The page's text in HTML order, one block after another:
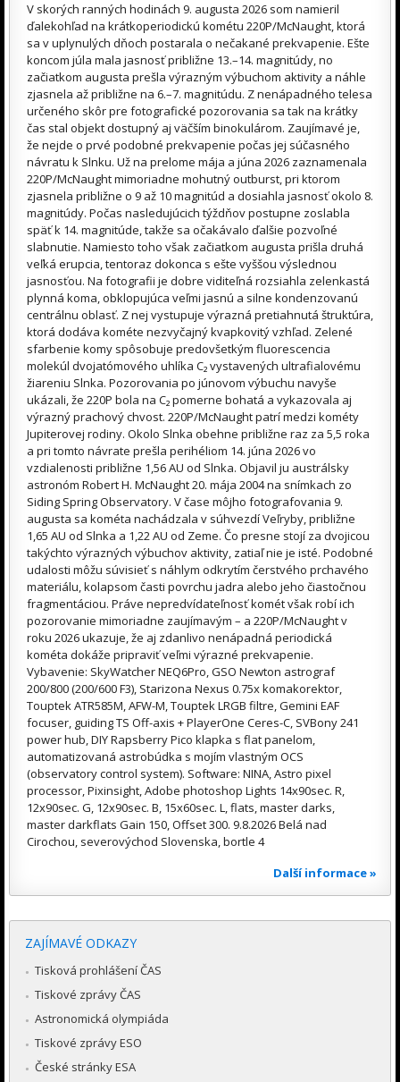
V skorých ranných hodinách 9. augusta 2026 som namieril
ďalekohľad na krátkoperiodickú kométu 220P/McNaught, ktorá
sa v uplynulých dňoch postarala o nečakané prekvapenie. Ešte
koncom júla mala jasnosť približne 13.–14. magnitúdy, no
začiatkom augusta prešla výrazným výbuchom aktivity a náhle
zjasnela až približne na 6.–7. magnitúdu. Z nenápadného telesa
určeného skôr pre fotografické pozorovania sa tak na krátky
čas stal objekt dostupný aj väčším binokulárom. Zaujímavé je,
že nejde o prvé podobné prekvapenie počas jej súčasného
návratu k Slnku. Už na prelome mája a júna 2026 zaznamenala
220P/McNaught mimoriadne mohutný outburst, pri ktorom
zjasnela približne o 9 až 10 magnitúd a dosiahla jasnosť okolo 8.
magnitúdy. Počas nasledujúcich týždňov postupne zoslabla
späť k 14. magnitúde, takže sa očakávalo ďalšie pozvoľné
slabnutie. Namiesto toho však začiatkom augusta prišla druhá
veľká erupcia, tentoraz dokonca s ešte vyššou výslednou
jasnosťou. Na fotografii je dobre viditeľná rozsiahla zelenkastá
plynná koma, obklopujúca veľmi jasnú a silne kondenzovanú
centrálnu oblasť. Z nej vystupuje výrazná pretiahnutá štruktúra,
ktorá dodáva kométe nezvyčajný kvapkovitý vzhľad. Zelené
sfarbenie komy spôsobuje predovšetkým fluorescencia
molekúl dvojatómového uhlíka C₂ vystavených ultrafialovému
žiareniu Slnka. Pozorovania po júnovom výbuchu navyše
ukázali, že 220P bola na C₂ pomerne bohatá a vykazovala aj
výrazný prachový chvost. 220P/McNaught patrí medzi kométy
Jupiterovej rodiny. Okolo Slnka obehne približne raz za 5,5 roka
a pri tomto návrate prešla perihéliom 14. júna 2026 vo
vzdialenosti približne 1,56 AU od Slnka. Objavil ju austrálsky
astronóm Robert H. McNaught 20. mája 2004 na snímkach zo
Siding Spring Observatory. V čase môjho fotografovania 9.
augusta sa kométa nachádzala v súhvezdí Veľryby, približne
1,65 AU od Slnka a 1,22 AU od Zeme. Čo presne stojí za dvojicou
takýchto výrazných výbuchov aktivity, zatiaľ nie je isté. Podobné
udalosti môžu súvisieť s náhlym odkrytím čerstvého prchavého
materiálu, kolapsom časti povrchu jadra alebo jeho čiastočnou
fragmentáciou. Práve nepredvídateľnosť komét však robí ich
pozorovanie mimoriadne zaujímavým – a 220P/McNaught v
roku 2026 ukazuje, že aj zdanlivo nenápadná periodická
kométa dokáže pripraviť veľmi výrazné prekvapenie.
Vybavenie: SkyWatcher NEQ6Pro, GSO Newton astrograf
200/800 (200/600 F3), Starizona Nexus 0.75x komakorektor,
Touptek ATR585M, AFW-M, Touptek LRGB filtre, Gemini EAF
focuser, guiding TS Off-axis + PlayerOne Ceres-C, SVBony 241
power hub, DIY Rapsberry Pico klapka s flat panelom,
automatizovaná astrobúdka s mojím vlastným OCS
(observatory control system). Software: NINA, Astro pixel
processor, Pixinsight, Adobe photoshop Lights 14x90sec. R,
12x90sec. G, 12x90sec. B, 15x60sec. L, flats, master darks,
master darkflats Gain 150, Offset 300. 9.8.2026 Belá nad
Cirochou, severovýchod Slovenska, bortle 4
Další informace »
ZAJÍMAVÉ ODKAZY
Tisková prohlášení ČAS
Tiskové zprávy ČAS
Astronomická olympiáda
Tiskové zprávy ESO
České stránky ESA